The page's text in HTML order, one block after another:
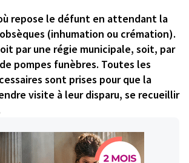
repose le défunt en attendant la
(inhumation ou crémation).
par une régie municipale, soit, par
pompes funèbres. Toutes les
sont prises pour que la
visite à leur disparu, se recueillir